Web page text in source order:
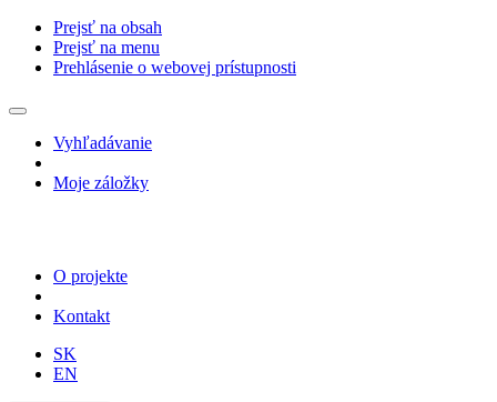
Prejsť na obsah
Prejsť na menu
Prehlásenie o webovej prístupnosti
Vyhľadávanie
Moje záložky
O projekte
Kontakt
SK
EN